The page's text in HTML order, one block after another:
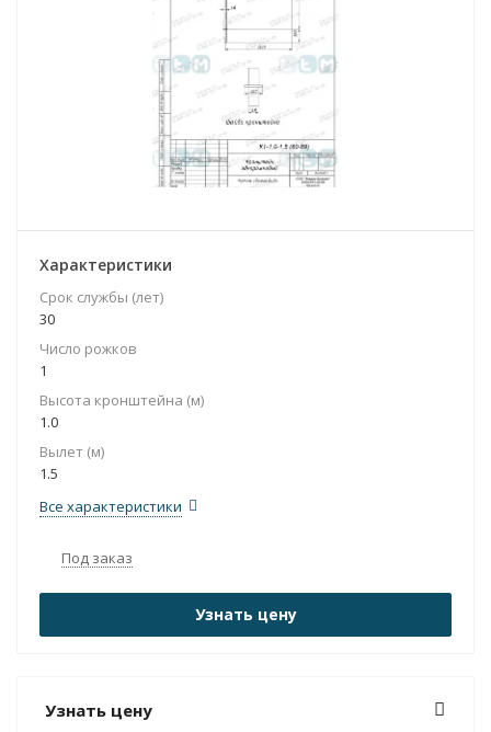
Характеристики
Срок службы (лет)
30
Число рожков
1
Высота кронштейна (м)
1.0
Вылет (м)
1.5
Все характеристики
Под заказ
Узнать цену
Узнать цену